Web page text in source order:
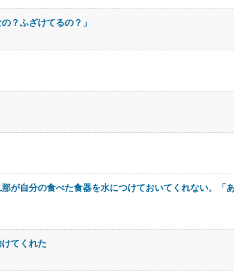
？ふざけてるの？」
が自分の食べた食器を水につけておいてくれない。「
てくれた